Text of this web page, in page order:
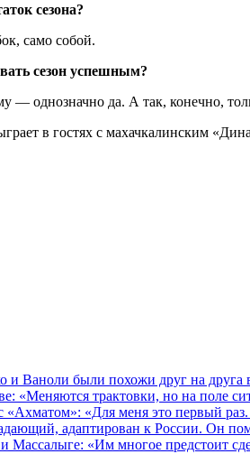
сезона?
само собой.
сезон успешным?
— однозначно да. А так, конечно,
в гостях с махачкалинским
и Ваноли были похожи друг на друга
«Меняются трактовки, но на поле
«Для меня это первый
адаптирован к России. Он
Массалыге: «Им многое предстоит